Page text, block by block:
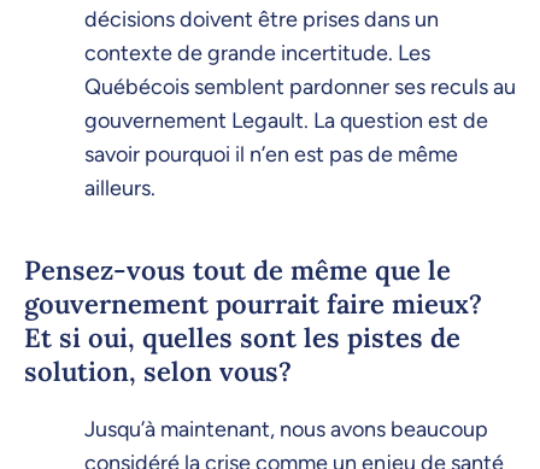
décisions doivent être prises dans un
contexte de grande incertitude. Les
Québécois semblent pardonner ses reculs au
gouvernement Legault. La question est de
savoir pourquoi il n’en est pas de même
ailleurs.
Pensez-vous tout de même que le
gouvernement pourrait faire mieux?
Et si oui, quelles sont les pistes de
solution, selon vous?
Jusqu’à maintenant, nous avons beaucoup
considéré la crise comme un enjeu de santé